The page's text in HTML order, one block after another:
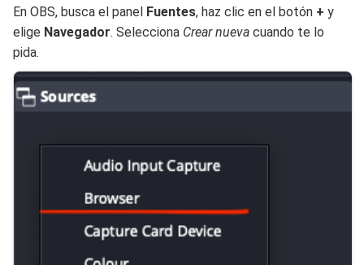
En OBS, busca el panel
Fuentes, haz clic en el botón + y
elige Navegador. Selecciona Crear nueva cuando te lo
pida.